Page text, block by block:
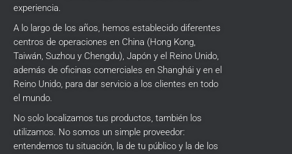
experiencia.
A lo largo de los años, hemos establecido diferentes
centros de operaciones en China (Hong Kong,
Taiwán, Suzhou y Chengdu), Japón y el Reino Unido,
además de oficinas comerciales en Shanghái y en el
Reino Unido, para dar servicio a los clientes en todo
el mundo.
No solo localizamos tus productos, también los
utilizamos. No somos un simple proveedor:
entendemos tu situación, la de tu público y la de los